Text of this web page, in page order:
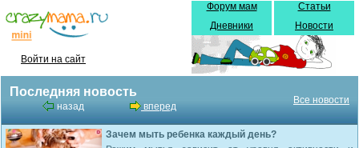
Войти на сайт
Форум мам
Дневники
Статьи
Новости
Последняя новость
назад вперед
Все новости
Зачем мыть ребенка каждый день?